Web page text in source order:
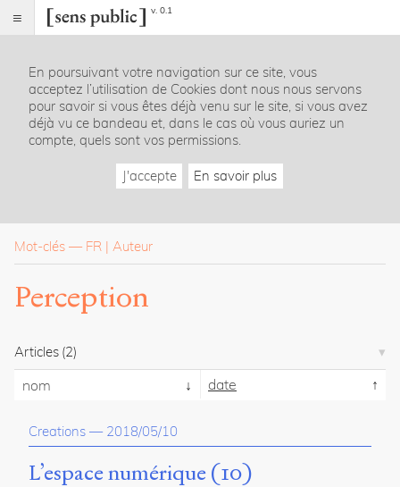
v. 0.1
Index
Rubriques
Essais
La
revue
Présentation
Publier
du
site
Archipel
En poursuivant votre navigation sur ce site, vous
acceptez l’utilisation de Cookies dont nous nous servons
pour savoir si vous êtes déjà venu sur le site, si vous avez
déjà vu ce bandeau et, dans le cas où vous auriez un
compte, quels sont vos permissions.
J'accepte En savoir plus
Mot-clés — FR Auteur
Perception
Articles (2)
nom date
Creations — 2018/05/10
L’espace numérique (10)